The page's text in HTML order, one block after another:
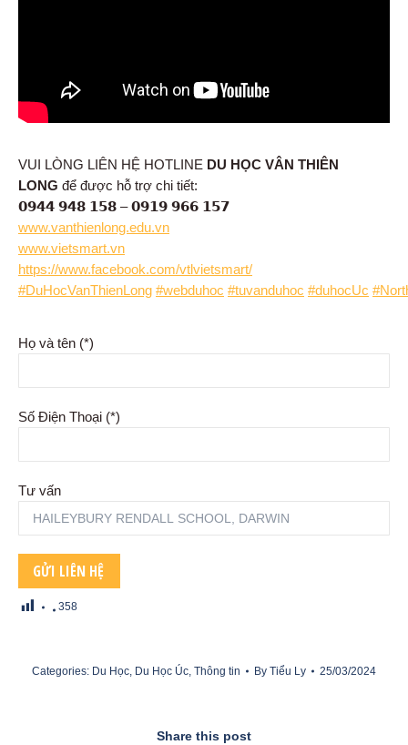
VUI LÒNG LIÊN HỆ HOTLINE DU HỌC VÂN THIÊN
LONG để được hỗ trợ chi tiết:
𝟬𝟵𝟰𝟰 𝟵𝟰𝟴 𝟭𝟱𝟴 – 𝟬𝟵𝟭𝟵 𝟵𝟲𝟲 𝟭𝟱𝟳
www.vanthienlong.edu.vn
www.vietsmart.vn
https://www.facebook.com/vtlvietsmart/
#DuHocVanThienLong #webduhoc #tuvanduhoc #duhocUc
Họ và tên (*)
Số Điện Thoại (*)
Tư vấn
358
Categories: Du Học, Du Học Úc, Thông tin By Tiểu Ly 25/03/2024
Share this post